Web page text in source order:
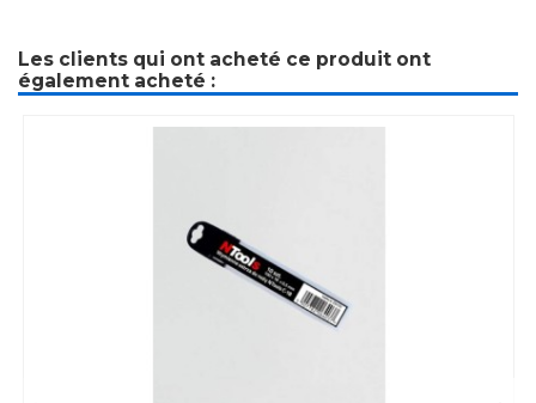
Les clients qui ont acheté ce produit ont
également acheté :